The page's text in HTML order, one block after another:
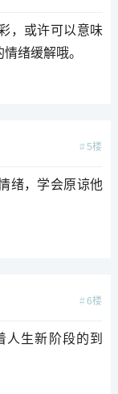
，或许可以意味
绪缓解哦。
5楼
绪，学会原谅他
6楼
人生新阶段的到